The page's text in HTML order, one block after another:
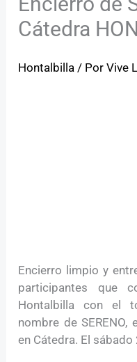
Cátedra
Hontalbilla / PorVive
Encierro limpio y
participantes que
Hontalbilla con el
nombre de
en Cátedra. El